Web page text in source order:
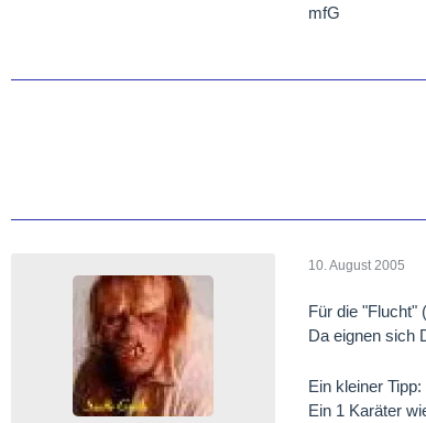
mfG
10. August 2005
Für die "Flucht"
Da eignen sich
Ein kleiner Tipp:
Ein 1 Karäter